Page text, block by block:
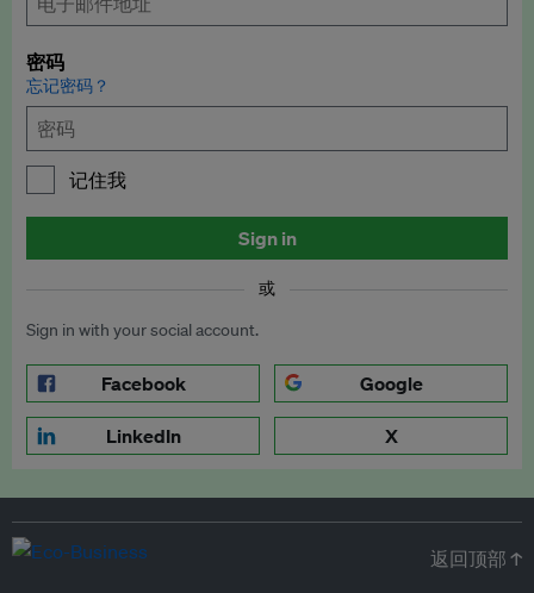
密码
忘记密码？
记住我
Sign in
或
Sign in with your social account.
Facebook Google
LinkedIn X
返回顶部 ↑